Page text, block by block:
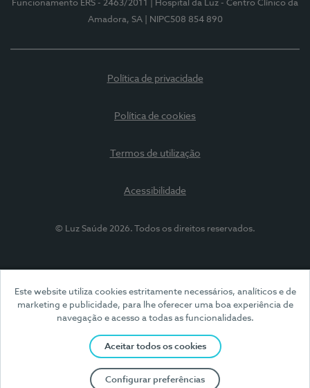
Este website utiliza cookies estritamente necessários, analíticos e de
marketing e publicidade, para lhe oferecer uma boa experiência de
navegação e acesso a todas as funcionalidades.
Aceitar todos os cookies
Configurar preferências
Funcionamento ERS - 2463/2011
| Hospital da Luz - Centro Clínico da
Amadora, SA
| NIPC508 854 890
Política de privacidade
Política de cookies
Termos de utilização
Acessibilidade
© Luz Saúde 2026. Todos os direitos reservados.